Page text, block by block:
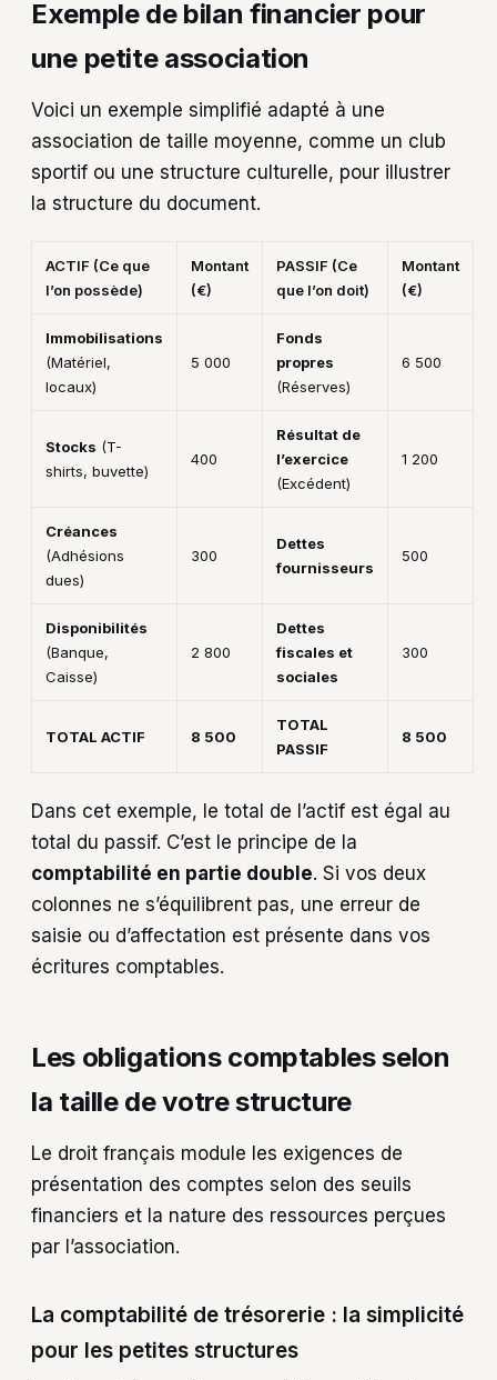
Exemple de bilan financier pour
une petite association
Voici un exemple simplifié adapté à une
association de taille moyenne, comme un club
sportif ou une structure culturelle, pour illustrer
la structure du document.
ACTIF (Ce que
l’on possède)
Montant
(€)
PASSIF (Ce
que l’on doit)
Montant
(€)
Immobilisations
(Matériel,
locaux)
5 000
Fonds
propres
(Réserves)
6 500
Stocks (T-
shirts, buvette)
400
Résultat de
l’exercice
(Excédent)
1 200
Créances
(Adhésions
dues)
300
Dettes
fournisseurs
500
Disponibilités
(Banque,
Caisse)
2 800
Dettes
fiscales et
sociales
300
TOTAL ACTIF 8 500
TOTAL
PASSIF
8 500
Dans cet exemple, le total de l’actif est égal au
total du passif. C’est le principe de la
comptabilité en partie double. Si vos deux
colonnes ne s’équilibrent pas, une erreur de
saisie ou d’affectation est présente dans vos
écritures comptables.
Les obligations comptables selon
la taille de votre structure
Le droit français module les exigences de
présentation des comptes selon des seuils
financiers et la nature des ressources perçues
par l’association.
La comptabilité de trésorerie : la simplicité
pour les petites structures